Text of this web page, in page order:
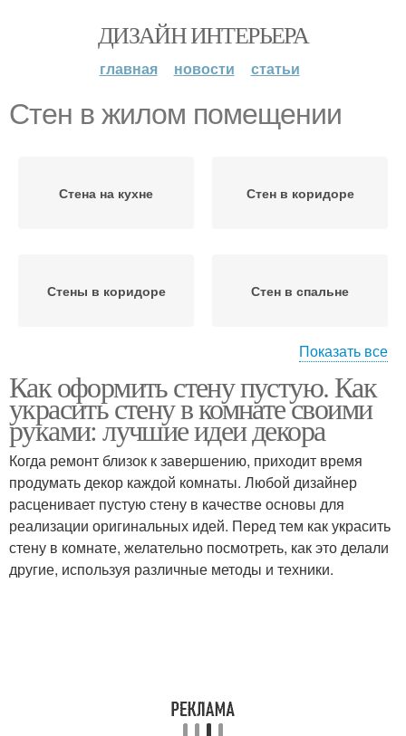
ДИЗАЙН ИНТЕРЬЕРА
главная новости статьи
Стен в жилом помещении
Стена на кухне Стен в коридоре
Стены в коридоре Стен в спальне
Рисунок на стене Бабочки на стенах
Показать все
Как оформить стену пустую. Как
украсить стену в комнате своими
руками: лучшие идеи декора
Когда ремонт близок к завершению, приходит время
продумать декор каждой комнаты. Любой дизайнер
расценивает пустую стену в качестве основы для
реализации оригинальных идей. Перед тем как украсить
стену в комнате, желательно посмотреть, как это делали
другие, используя различные методы и техники.